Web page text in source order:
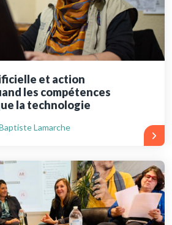
et action
les compétences
la technologie
Lamarche